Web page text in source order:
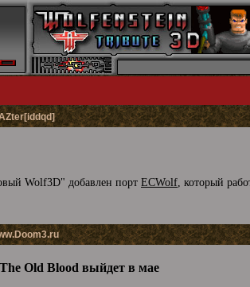
Wolf3D" добавлен порт ECWolf, который
Old Blood выйдет в мае